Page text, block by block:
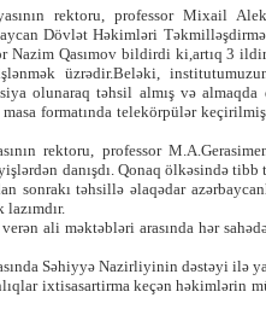
rektoru, professor Mixail
Dövlət Həkimləri
Qasımov bildirdi ki,artıq 3
üzrədir.Beləki,
olunaraq təhsil almış və almaqda
formatında telekörpülər
rektoru, professor
danışdı. Qonaq ölkəsində
təhsillə əlaqədar
ali məktəbləri arasında hər
Səhiyyə Nazirliyinin dəstəyi ilə
ixtisasartirma keçən həkimlərin